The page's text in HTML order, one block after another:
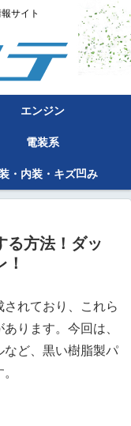
サイト
エンジン
電装系
・内装・キズ凹み
る方法！ダッ
れており、これら
ります。今回は、
など、黒い樹脂製パ